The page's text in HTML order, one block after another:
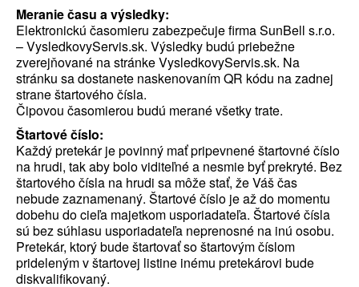
Meranie času a výsledky:
Elektronickú časomieru zabezpečuje firma SunBell s.r.o.
– VysledkovyServis.sk. Výsledky budú priebežne
zverejňované na stránke VysledkovyServis.sk. Na
stránku sa dostanete naskenovaním QR kódu na zadnej
strane štartového čísla.
Čipovou časomierou budú merané všetky trate.
Štartové číslo:
Každý pretekár je povinný mať pripevnené štartovné číslo
na hrudi, tak aby bolo viditeľné a nesmie byť prekryté. Bez
štartového čísla na hrudi sa môže stať, že Váš čas
nebude zaznamenaný. Štartové číslo je až do momentu
dobehu do cieľa majetkom usporiadateľa. Štartové čísla
sú bez súhlasu usporiadateľa neprenosné na inú osobu.
Pretekár, ktorý bude štartovať so štartovým číslom
prideleným v štartovej listine inému pretekárovi bude
diskvalifikovaný.